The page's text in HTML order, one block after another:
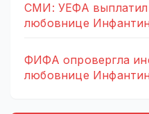
СМИ: УЕФА
любовнице
ФИФА опровергла
любовнице